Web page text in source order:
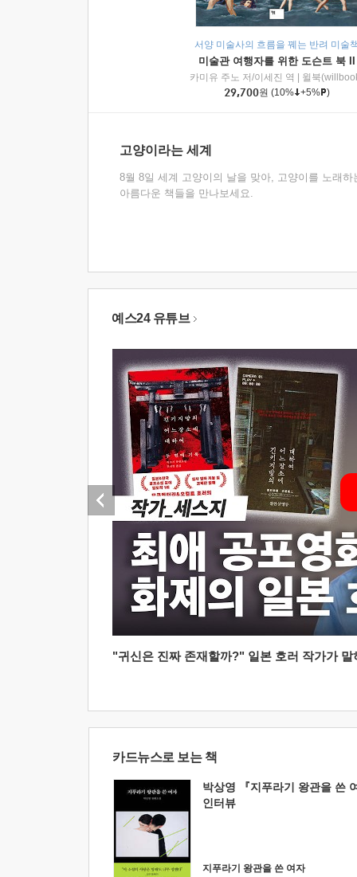
서양 미술사의 흐름을 꿰는 반려 미술
미술관 여행자를 위한 도슨트 북 II
카미유 주노 저/이세진 역
윌북
29,700원 (10% +5% )
고양이라는 세계
8월 8일 세계 고양이의 날을 맞아, 고양이를 노래하
아름다운 책들을 만나보세요.
예스24 유튜브
"귀신은 진짜 존재할까?" 일본 호러 작가가
카드뉴스로 보는 책
박상영 『지푸라기 왕관을 쓴
인터뷰
지푸라기 왕관을 쓴 여자